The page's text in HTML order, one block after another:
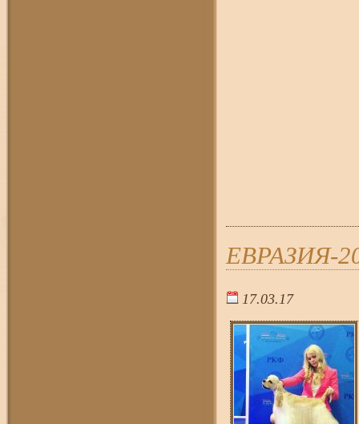
ЕВРАЗИЯ-
17.03.17